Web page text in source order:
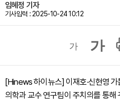
임혜정 기자
기사입력 : 2025-10-24 10:12
가 가
[Hinews 하이뉴스] 이재호·신현영
의학과 교수 연구팀이 주치의를 통해